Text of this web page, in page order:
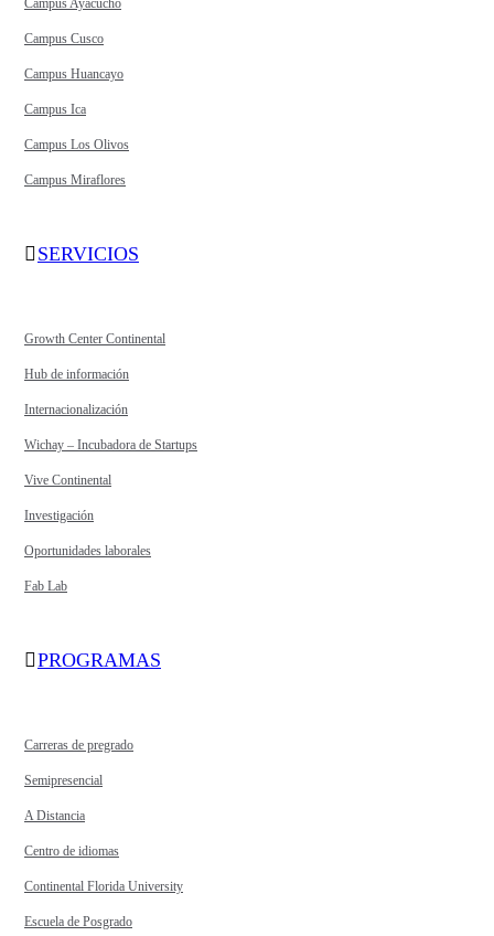
Campus Ayacucho
Campus Cusco
Campus Huancayo
Campus Ica
Campus Los Olivos
Campus Miraflores
SERVICIOS
Growth Center Continental
Hub de información
Internacionalización
Wichay – Incubadora de Startups
Vive Continental
Investigación
Oportunidades laborales
Fab Lab
PROGRAMAS
Carreras de pregrado
Semipresencial
A Distancia
Centro de idiomas
Continental Florida University
Escuela de Posgrado